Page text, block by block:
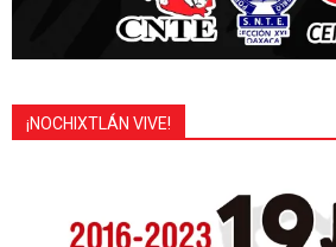
¡NOCHIXTLÁN VIVE!